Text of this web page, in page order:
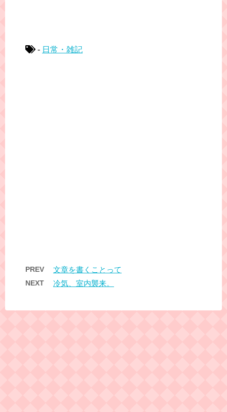
- 日常・雑記
PREV 文章を書くことって
NEXT 冷気、室内襲来。